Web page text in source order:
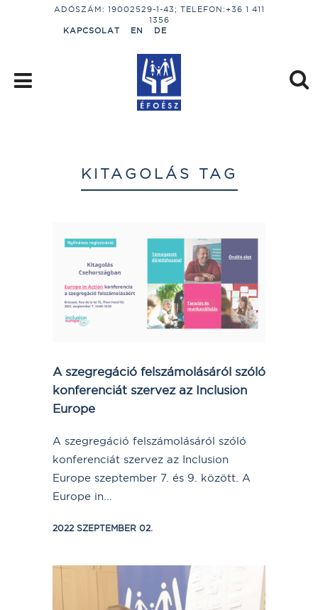
ADÓSZÁM: 19002529-1-43; TELEFON:+36 1 411
1356
KAPCSOLAT
EN DE
KITAGOLÁS TAG
A szegregáció felszámolásáról szóló
konferenciát szervez az Inclusion
Europe
A szegregáció felszámolásáról szóló
konferenciát szervez az Inclusion
Europe szeptember 7. és 9. között. A
Europe in...
2022 SZEPTEMBER 02.